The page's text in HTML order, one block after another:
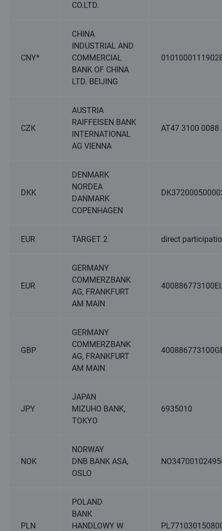
CO.LTD.
CNY*
CHINA
INDUSTRIAL AND
COMMERCIAL
BANK OF CHINA
LTD. BEIJING
CZK
AUSTRIA
RAIFFEISEN BANK
INTERNATIONAL
AG VIENNA
AT47 3100 0088
DKK
DENMARK
NORDEA
DANMARK
COPENHAGEN
EUR TARGET 2 direct
EUR
GERMANY
COMMERZBANK
AG, FRANKFURT
AM MAIN
GBP
GERMANY
COMMERZBANK
AG, FRANKFURT
AM MAIN
JPY
JAPAN
MIZUHO BANK,
TOKYO
6935010
NOK
NORWAY
DNB BANK ASA,
OSLO
PLN
POLAND
BANK
HANDLOWY W